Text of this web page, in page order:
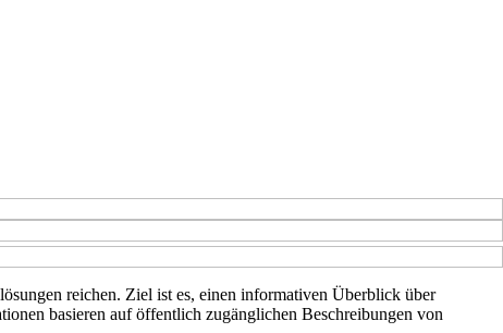
reichen. Ziel ist es, einen informativen Überblick über
basieren auf öffentlich zugänglichen Beschreibungen von